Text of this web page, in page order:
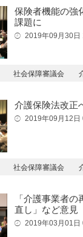
保険者機能の強
課題に
2019年09月30日
社会保障審議会
介護保険法改正
2019年09月12日
社会保障審議会
「介護事業者
直し」など意見
2019年03月01日